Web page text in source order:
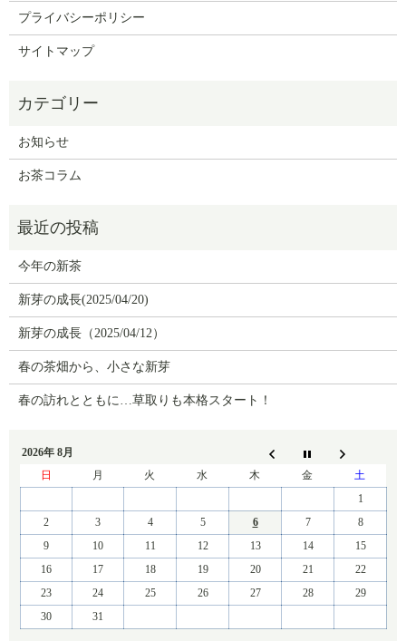
プライバシーポリシー
サイトマップ
お知らせ
お茶コラム
今年の新茶
新芽の成長(2025/04/20)
新芽の成長（2025/04/12）
春の茶畑から、小さな新芽
春の訪れとともに…草取りも本格スタート！
2026年 8月
日
月 火 水 木 金
土
1
2
3 4 5 6 7
8
9
10 11 12 13 14
15
16
17 18 19 20 21
22
23
24 25 26 27 28
29
30
31